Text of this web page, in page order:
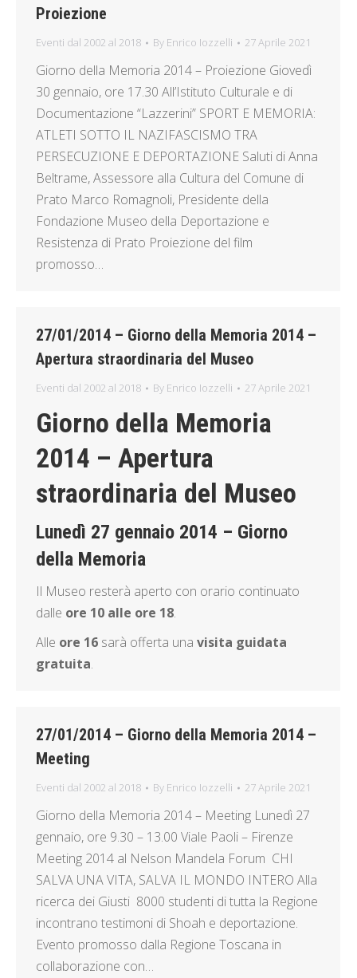
Proiezione
Eventi dal 2002 al 2018 By Enrico Iozzelli 27 Aprile 2021
Giorno della Memoria 2014 – Proiezione Giovedì
30 gennaio, ore 17.30 All’Istituto Culturale e di
Documentazione “Lazzerini” SPORT E MEMORIA:
ATLETI SOTTO IL NAZIFASCISMO TRA
PERSECUZIONE E DEPORTAZIONE Saluti di Anna
Beltrame, Assessore alla Cultura del Comune di
Prato Marco Romagnoli, Presidente della
Fondazione Museo della Deportazione e
Resistenza di Prato Proiezione del film
promosso…
27/01/2014 – Giorno della Memoria 2014 –
Apertura straordinaria del Museo
Eventi dal 2002 al 2018 By Enrico Iozzelli 27 Aprile 2021
Giorno della Memoria
2014 – Apertura
straordinaria del Museo
Lunedì 27 gennaio 2014 – Giorno
della Memoria
Il Museo resterà aperto con orario continuato
dalle ore 10 alle ore 18.
Alle ore 16 sarà offerta una visita guidata
gratuita.
27/01/2014 – Giorno della Memoria 2014 –
Meeting
Eventi dal 2002 al 2018 By Enrico Iozzelli 27 Aprile 2021
Giorno della Memoria 2014 – Meeting Lunedì 27
gennaio, ore 9.30 – 13.00 Viale Paoli – Firenze
Meeting 2014 al Nelson Mandela Forum CHI
SALVA UNA VITA, SALVA IL MONDO INTERO Alla
ricerca dei Giusti 8000 studenti di tutta la Regione
incontrano testimoni di Shoah e deportazione.
Evento promosso dalla Regione Toscana in
collaborazione con…